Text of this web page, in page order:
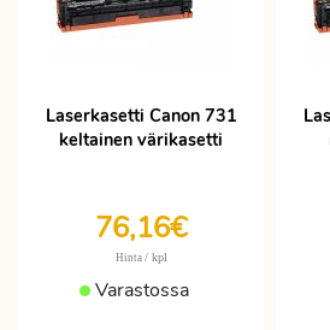
Laserkasetti Canon 731
keltainen värikasetti
76,16€
Hinta / kpl
Varastossa